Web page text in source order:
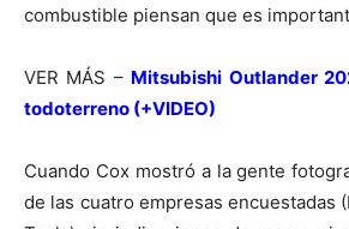
combustible piensan que es
VER MÁS – Mitsubishi Outlander
todoterreno (+VIDEO)
Cuando Cox mostró a la gente
de las cuatro empresas encuestadas